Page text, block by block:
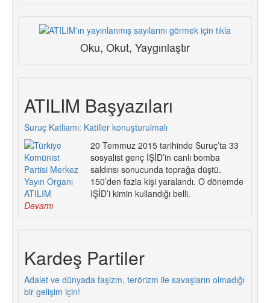
Oku, Okut, Yaygınlaştır
ATILIM Başyazıları
Suruç Katliamı: Katiller konuşturulmalı
20 Temmuz 2015 tarihinde Suruç’ta 33
sosyalist genç IŞİD’in canlı bomba
saldırısı sonucunda toprağa düştü.
150’den fazla kişi yaralandı. O dönemde
IŞİD’i kimin kullandığı belli.
Devamı
Kardeş Partiler
Adalet ve dünyada faşizm, terörizm ile savaşların olmadığı
bir gelişim için!